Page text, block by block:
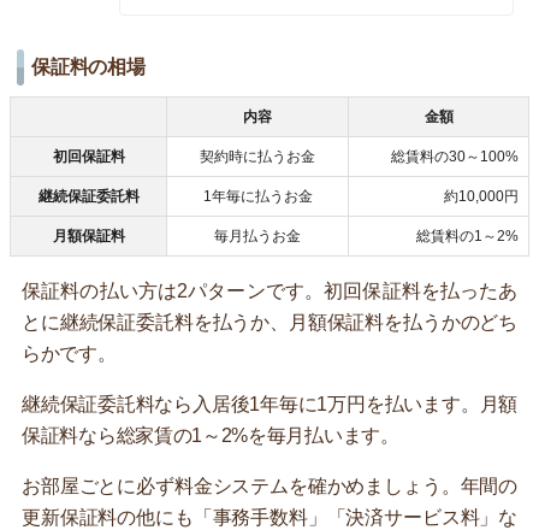
保証料の相場
内容 金額
初回保証料 契約時に払うお金 総賃料の30～100%
継続保証委託料 1年毎に払うお金 約10,000円
月額保証料 毎月払うお金 総賃料の1～2%
保証料の払い方は2パターンです。初回保証料を払ったあ
とに継続保証委託料を払うか、月額保証料を払うかのどち
らかです。
継続保証委託料なら入居後1年毎に1万円を払います。月額
保証料なら総家賃の1～2%を毎月払います。
お部屋ごとに必ず料金システムを確かめましょう。年間の
更新保証料の他にも「事務手数料」「決済サービス料」な